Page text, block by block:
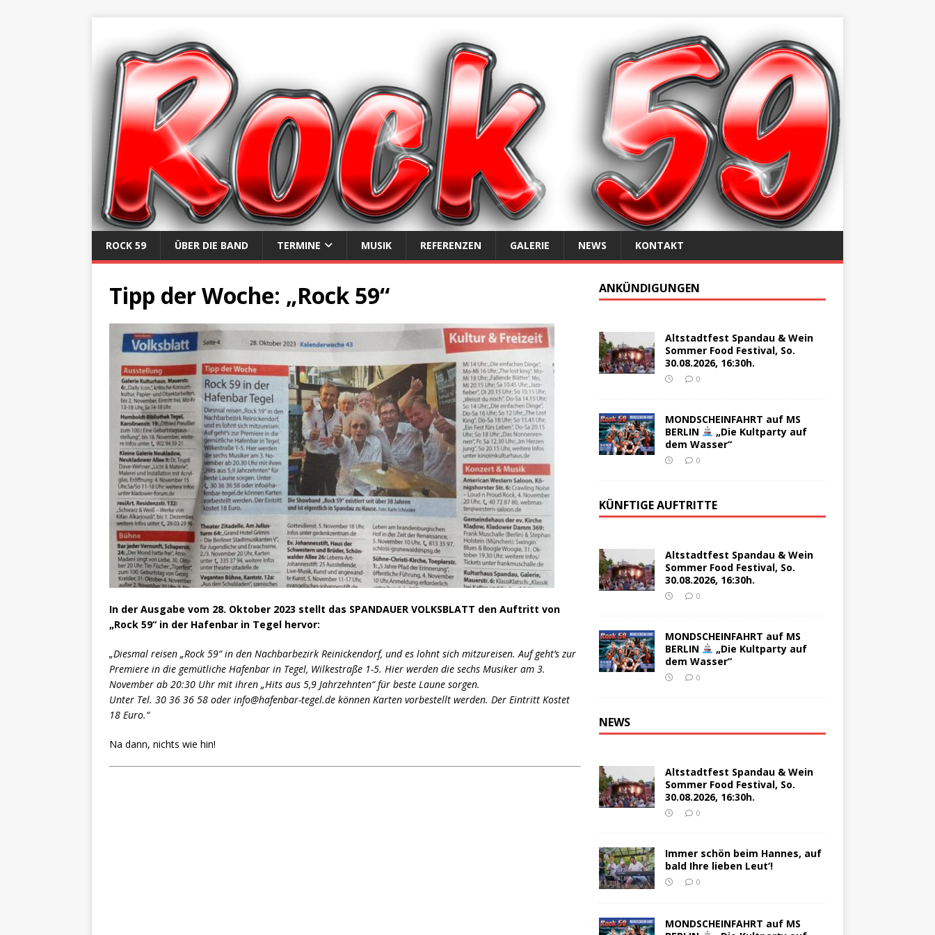
ROCK 59 ÜBER DIE BAND TERMINE MUSIK REFERENZEN GALERIE NEWS KONTAKT
Tipp der Woche: „Rock 59“
In der Ausgabe vom 28. Oktober 2023 stellt das SPANDAUER VOLKSBLATT den Auftritt von
„Rock 59“ in der Hafenbar in Tegel hervor:
„Diesmal reisen „Rock 59“ in den Nachbarbezirk Reinickendorf, und es lohnt sich mitzureisen. Auf geht’s zur
Premiere in die gemütliche Hafenbar in Tegel, Wilkestraße 1-5. Hier werden die sechs Musiker am 3.
November ab 20:30 Uhr mit ihren „Hits aus 5,9 Jahrzehnten“ für beste Laune sorgen.
Unter Tel. 30 36 36 58 oder info@hafenbar-tegel.de können Karten vorbestellt werden. Der Eintritt Kostet
18 Euro.“
Na dann, nichts wie hin!
ANKÜNDIGUNGEN
Altstadtfest Spandau & Wein
Sommer Food Festival, So.
30.08.2026, 16:30h.
0
MONDSCHEINFAHRT auf MS
BERLIN
„Die Kultparty auf
dem Wasser“
0
KÜNFTIGE AUFTRITTE
Altstadtfest Spandau & Wein
Sommer Food Festival, So.
30.08.2026, 16:30h.
0
MONDSCHEINFAHRT auf MS
BERLIN
„Die Kultparty auf
dem Wasser“
0
NEWS
Altstadtfest Spandau & Wein
Sommer Food Festival, So.
30.08.2026, 16:30h.
0
Immer schön beim Hannes, auf
bald Ihre lieben Leut‘!
0
MONDSCHEINFAHRT auf MS